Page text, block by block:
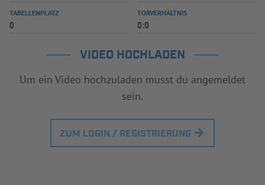
TABELLENPLATZ
0
TORVERHÄLTNIS
0:0
VIDEO HOCHLADEN
Um ein Video hochzuladen musst du angemeldet
sein.
ZUM LOGIN / REGISTRIERUNG